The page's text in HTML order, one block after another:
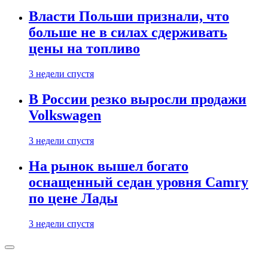
Власти Польши признали, что
больше не в силах сдерживать
цены на топливо
3 недели спустя
В России резко выросли продажи
Volkswagen
3 недели спустя
На рынок вышел богато
оснащенный седан уровня Camry
по цене Лады
3 недели спустя